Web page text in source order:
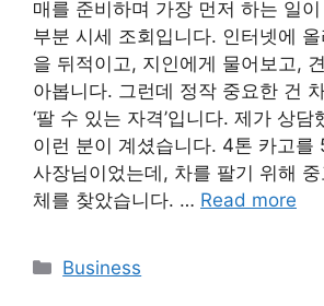
매를 준비하며 가장 먼저 하는 일
부분 시세 조회입니다. 인터넷에
을 뒤적이고, 지인에게 물어보고,
아봅니다. 그런데 정작 중요한 건
‘팔 수 있는 자격’입니다. 제가 상담
이런 분이 계셨습니다. 4톤 카고를
사장님이었는데, 차를 팔기 위해
체를 찾았습니다. … Read more
Categories
Business